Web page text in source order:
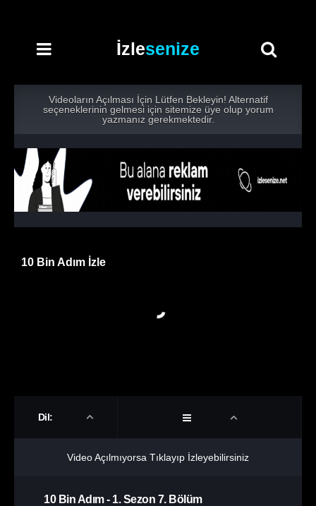
İzlesenize
Videoların Açılması İçin Lütfen Bekleyin! Alternatif
seçeneklerinin gelmesi için sitemize üye olup yorum
yazmanız gerekmektedir.
10 Bin Adım İzle
Dil:
Video Açılmıyorsa Tıklayıp İzleyebilirsiniz
10 Bin Adım- 1. Sezon 7. Bölüm